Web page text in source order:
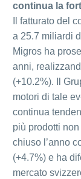
continua la
Il fatturato del
a 25.7 miliardi
Migros ha
anni,
(+10.2%). Il
motori di tale
continua
più prodotti
chiuso l’anno
(+4.7%) e ha
mercato